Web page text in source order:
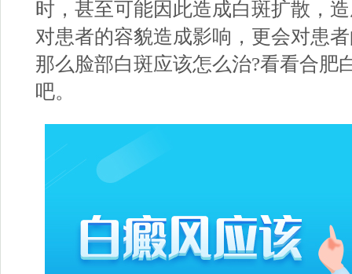
时，甚至可能因此造成白斑扩散，
对患者的容貌造成影响，更会对患
那么脸部白斑应该怎么治?看看合肥
吧。